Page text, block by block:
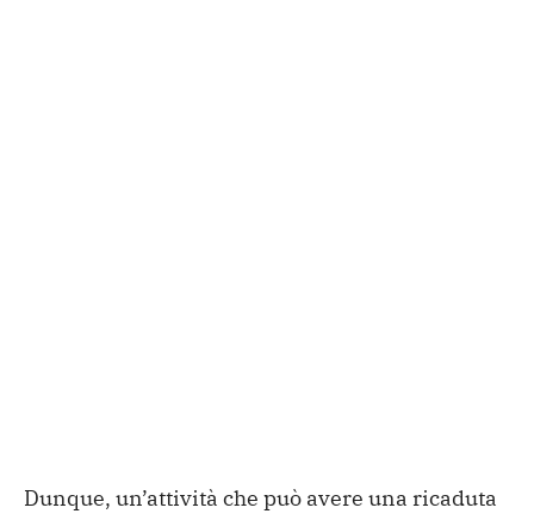
Dunque, un’attività che può avere una ricaduta